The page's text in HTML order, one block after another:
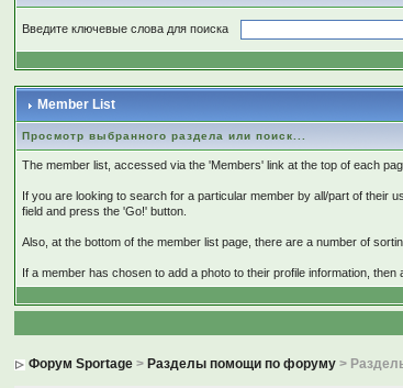
Введите ключевые слова для поиска
Member List
Просмотр выбранного раздела или поиск...
The member list, accessed via the 'Members' link at the top of each
If you are looking to search for a particular member by all/part of their
field and press the 'Go!' button.
Also, at the bottom of the member list page, there are a number of
If a member has chosen to add a photo to their profile information,
Форум Sportage > Разделы помощи по форуму >